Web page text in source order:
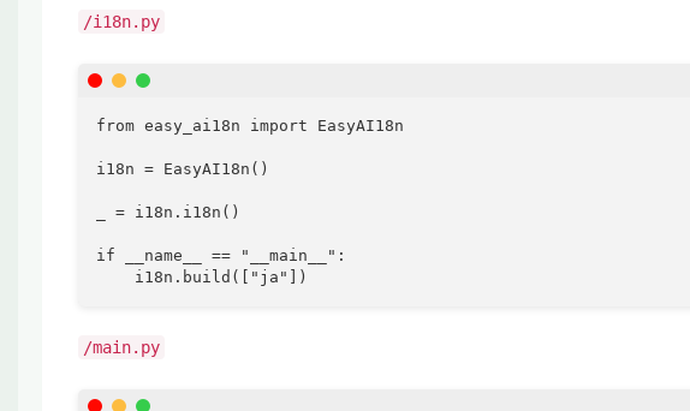
/i18n.py
from easy_ai18n import EasyAI18n
i18n = EasyAI18n()
_ = i18n.i18n()
if __name__ == "__main__":
    i18n.build(["ja"])
/main.py